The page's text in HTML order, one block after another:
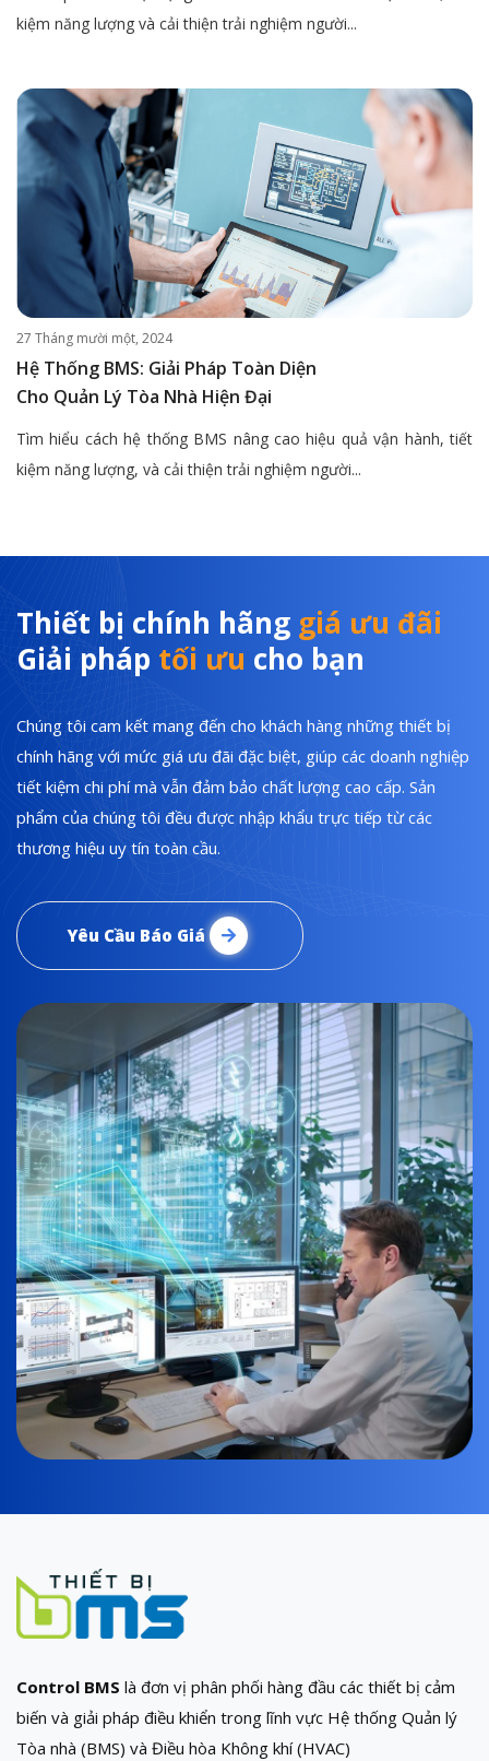
kiệm năng lượng và cải thiện trải nghiệm người...
27 Tháng mười một, 2024
Hệ Thống BMS: Giải Pháp Toàn Diện
Cho Quản Lý Tòa Nhà Hiện Đại
Tìm hiểu cách hệ thống BMS nâng cao hiệu quả vận hành, tiết
kiệm năng lượng, và cải thiện trải nghiệm người...
Thiết bị chính hãng giá ưu đãi
Giải pháp tối ưu cho bạn
Chúng tôi cam kết mang đến cho khách hàng những thiết bị
chính hãng với mức giá ưu đãi đặc biệt, giúp các doanh nghiệp
tiết kiệm chi phí mà vẫn đảm bảo chất lượng cao cấp. Sản
phẩm của chúng tôi đều được nhập khẩu trực tiếp từ các
thương hiệu uy tín toàn cầu.
Yêu Cầu Báo Giá
Control BMS là đơn vị phân phối hàng đầu các thiết bị cảm
biến và giải pháp điều khiển trong lĩnh vực Hệ thống Quản lý
Tòa nhà (BMS) và Điều hòa Không khí (HVAC)